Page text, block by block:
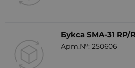
Букса SMA-31 RP/
Арт.№: 250606